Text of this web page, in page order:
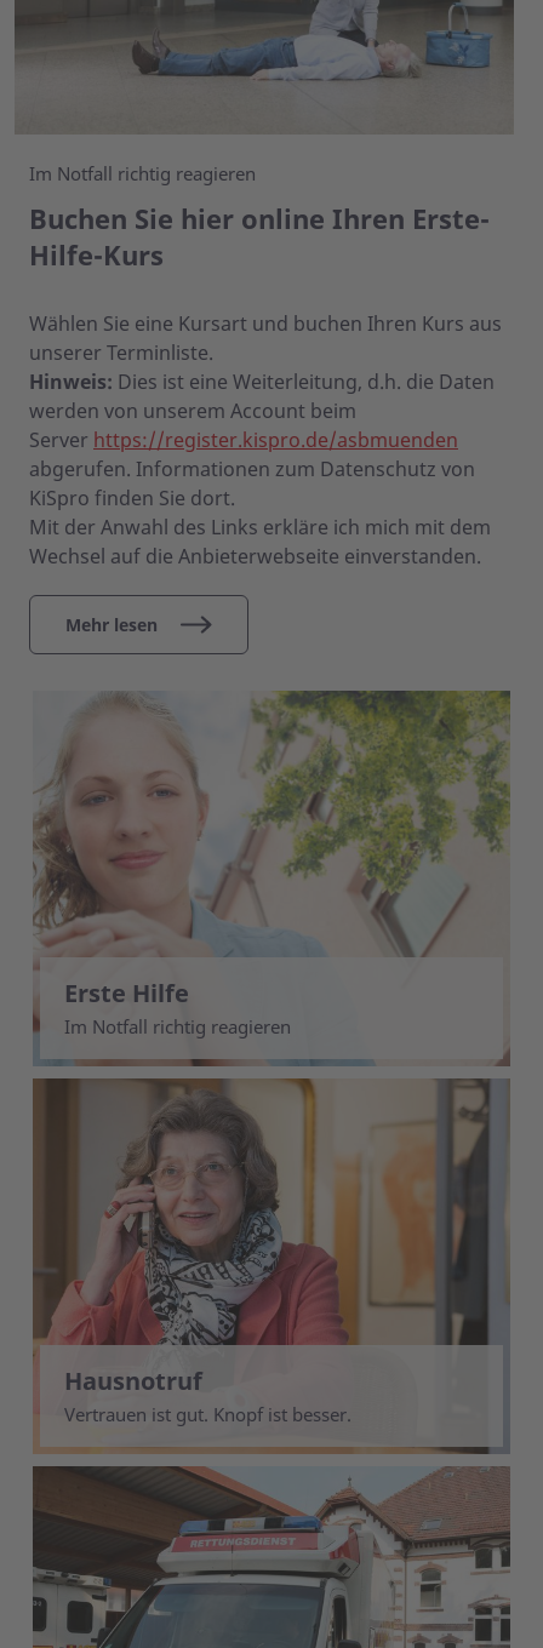
Im Notfall richtig reagieren
Buchen Sie hier online Ihren Erste-
Hilfe-Kurs
Wählen Sie eine Kursart und buchen Ihren Kurs aus
unserer Terminliste.
Hinweis: Dies ist eine Weiterleitung, d.h. die Daten
werden von unserem Account beim
Server https://register.kispro.de/asbmuenden
abgerufen. Informationen zum Datenschutz von
KiSpro finden Sie dort.
Mit der Anwahl des Links erkläre ich mich mit dem
Wechsel auf die Anbieterwebseite einverstanden.
Mehr lesen
Erste Hilfe
Im Notfall richtig reagieren
Hausnotruf
Vertrauen ist gut. Knopf ist besser.